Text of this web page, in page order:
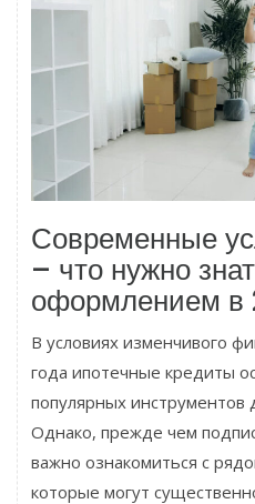
Современные
– что нужно
оформлением в
В условиях изменчивого
года ипотечные кредиты
популярных инструментов
Однако, прежде чем
важно ознакомиться с
которые могут